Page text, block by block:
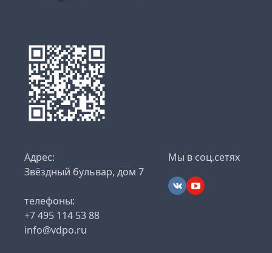
Адрес:
Звёздный бульвар, дом 7
телефоны:
+7 495 114 53 88
info@vdpo.ru
Мы в соц.сетях